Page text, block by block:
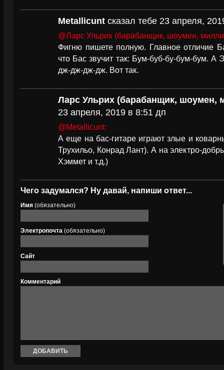
Metallicunt сказал тебе 23 апреля,
@Ларс Ульрих (барабанщик, шоумен,
Фигню пишете полную. Главное отличие
что Бас звучит так: Бум-буб-бу-бум-бум. А
дж-дж-дж-дж. Вот так.
Ларс Ульрих (барабанщик, шоумен,
23 апреля, 2019 в 8:51 дп
@Metallicunt:
А еще на бас-гитаре играют злые и
Трухильо, Конрад Лант). А на электро-
Хэммет и т.д.)
Чего задумался? Ну давай, напиши ответ...
Имя (обязательно)
Электропочта (обязательно)
Сайт
Комментарий